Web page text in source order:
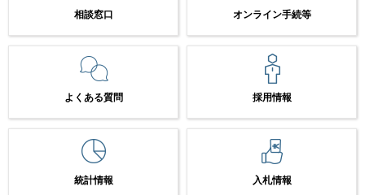
相談窓口 オンライン手続等
よくある質問 採用情報
統計情報 入札情報